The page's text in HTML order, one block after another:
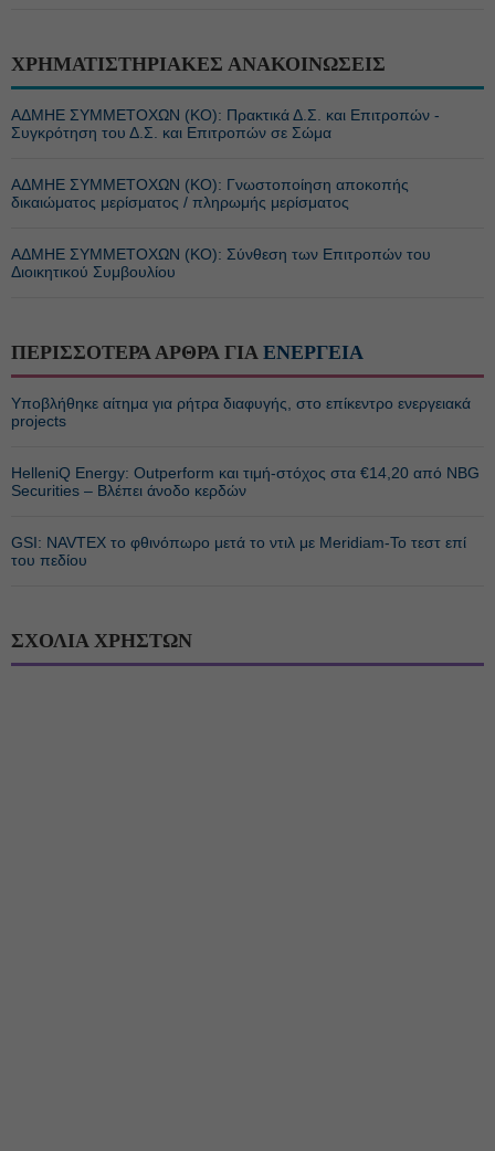
ΧΡΗΜΑΤΙΣΤΗΡΙΑΚΕΣ ΑΝΑΚΟΙΝΩΣΕΙΣ
ΑΔΜΗΕ ΣΥΜΜΕΤΟΧΩΝ (KO): Πρακτικά Δ.Σ. και Επιτροπών -
Συγκρότηση του Δ.Σ. και Επιτροπών σε Σώμα
ΑΔΜΗΕ ΣΥΜΜΕΤΟΧΩΝ (KO): Γνωστοποίηση αποκοπής
δικαιώματος μερίσματος / πληρωμής μερίσματος
ΑΔΜΗΕ ΣΥΜΜΕΤΟΧΩΝ (KO): Σύνθεση των Επιτροπών του
Διοικητικού Συμβουλίου
ΠΕΡΙΣΣΟΤΕΡΑ ΑΡΘΡΑ ΓΙΑ ΕΝΕΡΓΕΙΑ
Υποβλήθηκε αίτημα για ρήτρα διαφυγής, στο επίκεντρο ενεργειακά
projects
HelleniQ Energy: Outperform και τιμή-στόχος στα €14,20 από NBG
Securities – Βλέπει άνοδο κερδών
GSI: NAVTEX το φθινόπωρο μετά το ντιλ με Meridiam-Το τεστ επί
του πεδίου
ΣΧΟΛΙΑ ΧΡΗΣΤΩΝ